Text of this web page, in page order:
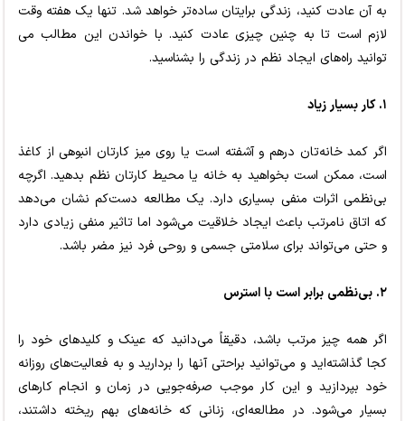
به آن عادت کنید، زندگی برایتان ساده‌تر خواهد شد. تنها یک هفته وقت
لازم است تا به چنین چیزی عادت کنید. با خواندن این مطالب می
توانید راه‌های ایجاد نظم در زندگی را بشناسید.
۱. کار بسیار زیاد
اگر کمد خانه‌تان درهم و آشفته است یا روی میز کارتان انبوهی از کاغذ
است، ممکن است بخواهید به خانه یا محیط کارتان نظم بدهید. اگرچه
بی‌نظمی اثرات منفی بسیاری دارد. یک مطالعه دست‌کم نشان می‌دهد
که اتاق نامرتب باعث ایجاد خلاقیت می‌شود اما تاثیر منفی زیادی دارد
و حتی می‌تواند برای سلامتی جسمی و روحی فرد نیز مضر باشد.
۲. بی‌نظمی برابر است با استرس
اگر همه چیز مرتب باشد، دقیقاً می‌دانید که عینک و کلیدهای خود را
کجا گذاشته‌اید و می‌توانید براحتی آنها را بردارید و به فعالیت‌های روزانه
خود بپردازید و این کار موجب صرفه‌جویی در زمان و انجام کارهای
بسیار می‌شود. در مطالعه‌ای، زنانی که خانه‌های بهم ریخته داشتند،